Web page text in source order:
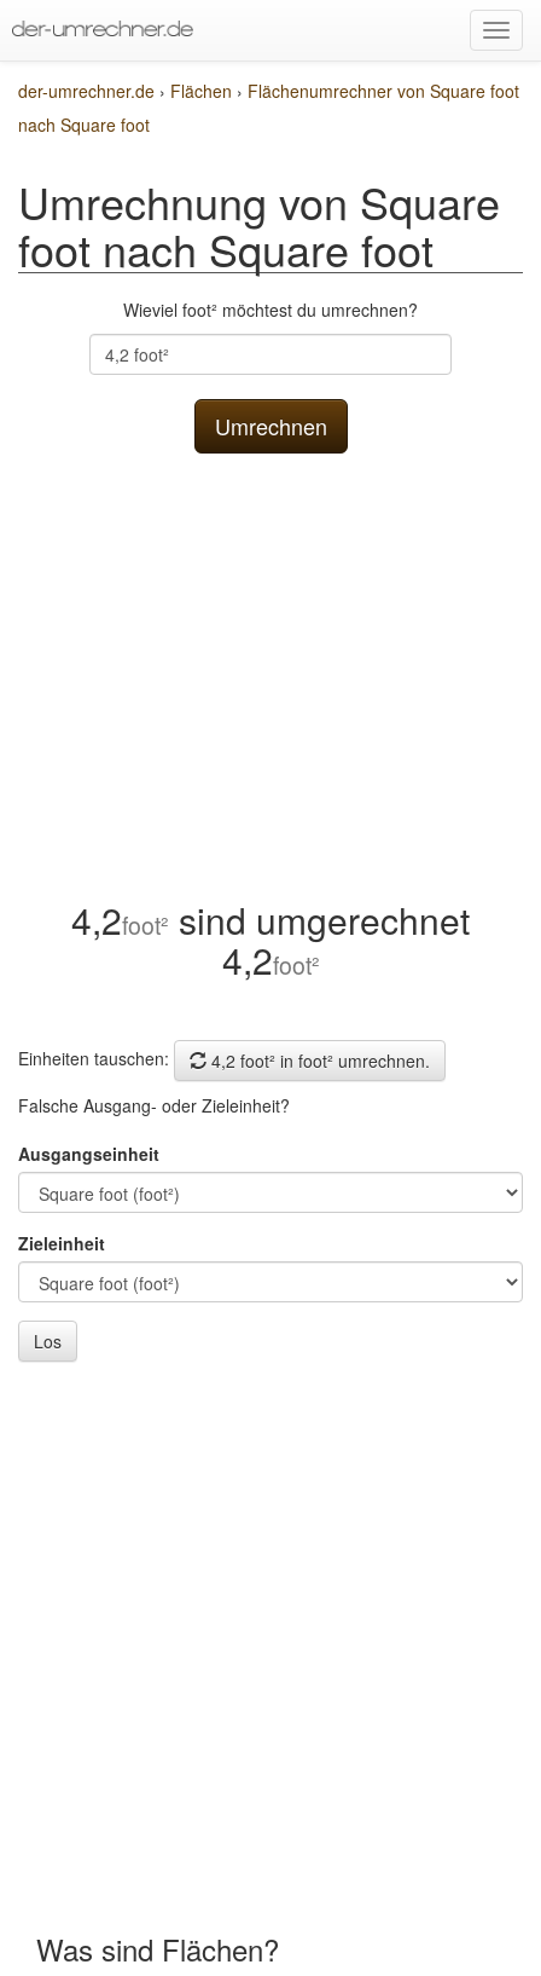
der-umrechner.de › Flächen › Flächenumrechner von Square foot
nach Square foot
Umrechnung von Square
foot nach Square foot
Wieviel foot² möchtest du umrechnen?
4,2foot² sind umgerechnet
4,2foot²
Einheiten tauschen:
4,2 foot² in foot² umrechnen.
Falsche Ausgang- oder Zieleinheit?
Ausgangseinheit
Zieleinheit
Los
Was sind Flächen?